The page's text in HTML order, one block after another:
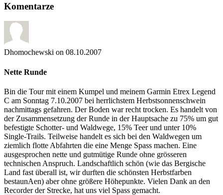
Komentarze
Dhomochewski on 08.10.2007
Nette Runde
Bin die Tour mit einem Kumpel und meinem Garmin Etrex Legend
C am Sonntag 7.10.2007 bei herrlichstem Herbstsonnenschwein
nachmittags gefahren. Der Boden war recht trocken. Es handelt von
der Zusammensetzung der Runde in der Hauptsache zu 75% um gut
befestigte Schotter- und Waldwege, 15% Teer und unter 10%
Single-Trails. Teilweise handelt es sich bei den Waldwegen um
ziemlich flotte Abfahrten die eine Menge Spass machen. Eine
ausgesprochen nette und gutmütige Runde ohne grösseren
technischen Anspruch. Landschaftlich schön (wie das Bergische
Land fast überall ist, wir durften die schönsten Herbstfarben
bestaunAen) aber ohne größere Höhepunkte. Vielen Dank an den
Recorder der Strecke, hat uns viel Spass gemacht.